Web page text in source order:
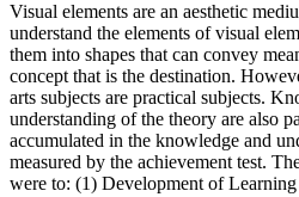
Visual elements are an aesthetic
understand the elements of visual
them into shapes that can convey
concept that is the destination.
arts subjects are practical subjects.
understanding of the theory are also
accumulated in the knowledge and
measured by the achievement test.
were to: (1) Development of